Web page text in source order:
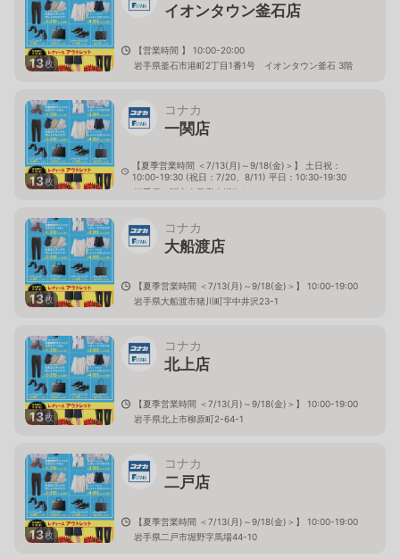
13枚
イオンタウン釜石店
【営業時間 】 10:00-20:00
岩手県釜石市港町2丁目1番1号 イオンタウン釜石 3階
13枚
コナカ
一関店
【夏季営業時間 ＜7/13(月)～9/18(金)＞】 土日祝：
10:00-19:30 (祝日：7/20、8/11) 平日：10:30-19:30
岩手県一関市山目字大槻7-1
13枚
コナカ
大船渡店
【夏季営業時間 ＜7/13(月)～9/18(金)＞】 10:00-19:00
岩手県大船渡市猪川町字中井沢23-1
13枚
コナカ
北上店
【夏季営業時間 ＜7/13(月)～9/18(金)＞】 10:00-19:00
岩手県北上市柳原町2-64-1
13枚
コナカ
二戸店
【夏季営業時間 ＜7/13(月)～9/18(金)＞】 10:00-19:00
岩手県二戸市堀野字馬場44-10